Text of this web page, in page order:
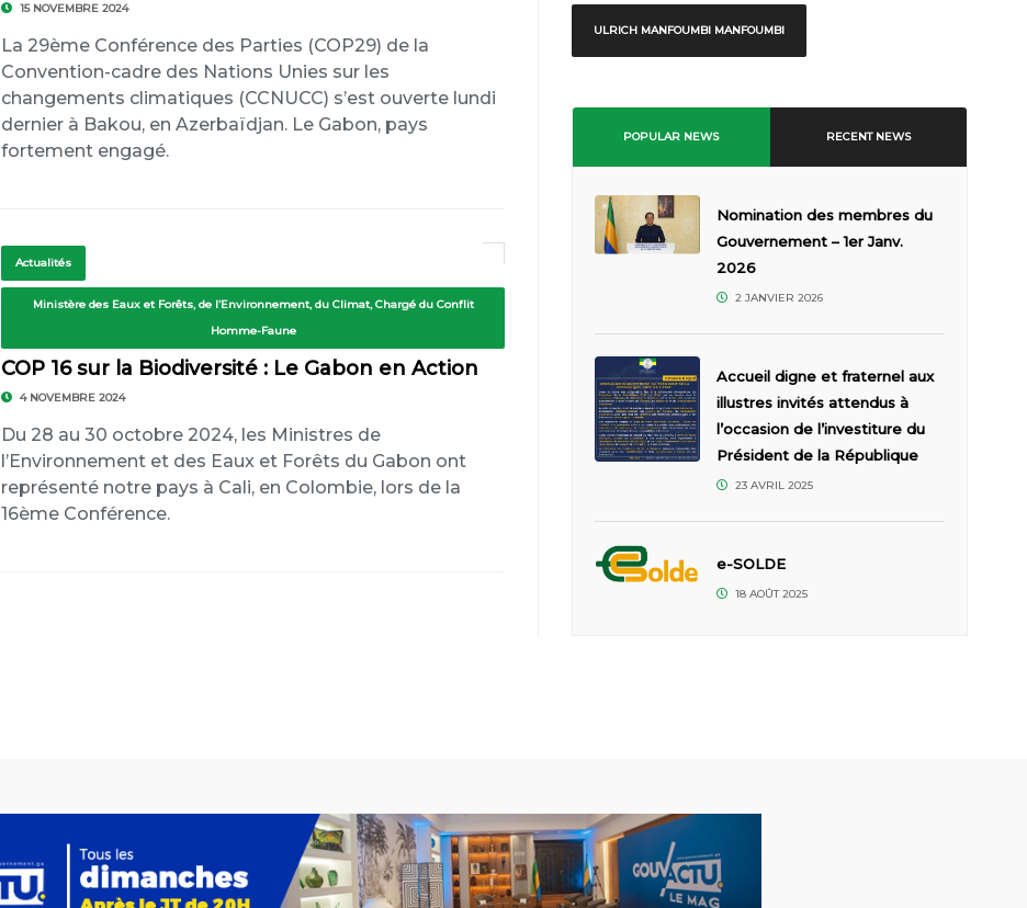
15 NOVEMBRE 2024
La 29ème Conférence des Parties (COP29) de la
Convention-cadre des Nations Unies sur les
changements climatiques (CCNUCC) s’est ouverte lundi
dernier à Bakou, en Azerbaïdjan. Le Gabon, pays
fortement engagé.
Actualités
Ministère des Eaux et Forêts, de l’Environnement, du Climat, Chargé du Conflit
Homme-Faune
COP 16 sur la Biodiversité : Le Gabon en Action
4 NOVEMBRE 2024
Du 28 au 30 octobre 2024, les Ministres de
l’Environnement et des Eaux et Forêts du Gabon ont
représenté notre pays à Cali, en Colombie, lors de la
16ème Conférence.
ULRICH MANFOUMBI MANFOUMBI
POPULAR NEWS RECENT NEWS
Nomination des membres du
Gouvernement – 1er Janv.
2026
2 JANVIER 2026
Accueil digne et fraternel aux
illustres invités attendus à
l’occasion de l’investiture du
Président de la République
23 AVRIL 2025
e-SOLDE
18 AOÛT 2025